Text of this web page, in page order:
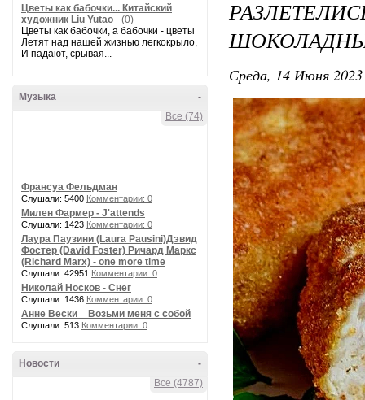
Цветы как бабочки... Китайский
художник Liu Yutao - (0)
Цветы как бабочки, а бабочки - цветы
Летят над нашей жизнью легкокрыло,
И падают, срывая...
-
Музыка
Все (74)
Франсуа Фельдман
Слушали: 5400 Комментарии: 0
Милен Фармер - J'attends
Слушали: 1423 Комментарии: 0
Лаура Паузини (Laura Pausini)Дэвид
Фостер (David Foster) Ричард Маркс
(Richard Marx) - one more time
Слушали: 42951 Комментарии: 0
Николай Носков - Снег
Слушали: 1436 Комментарии: 0
Анне Вески _ Возьми меня с собой
Слушали: 513 Комментарии: 0
-
Новости
Все (4787)
Среда, 14 Июня